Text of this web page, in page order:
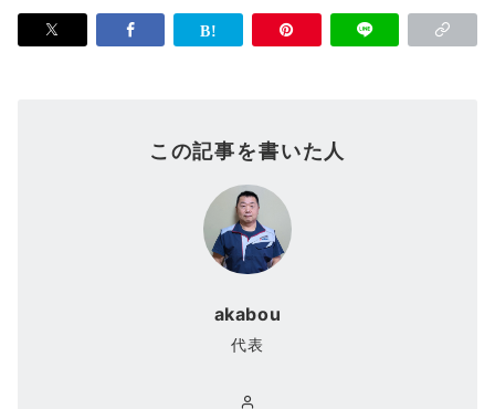
この記事を書いた人
akabou
代表